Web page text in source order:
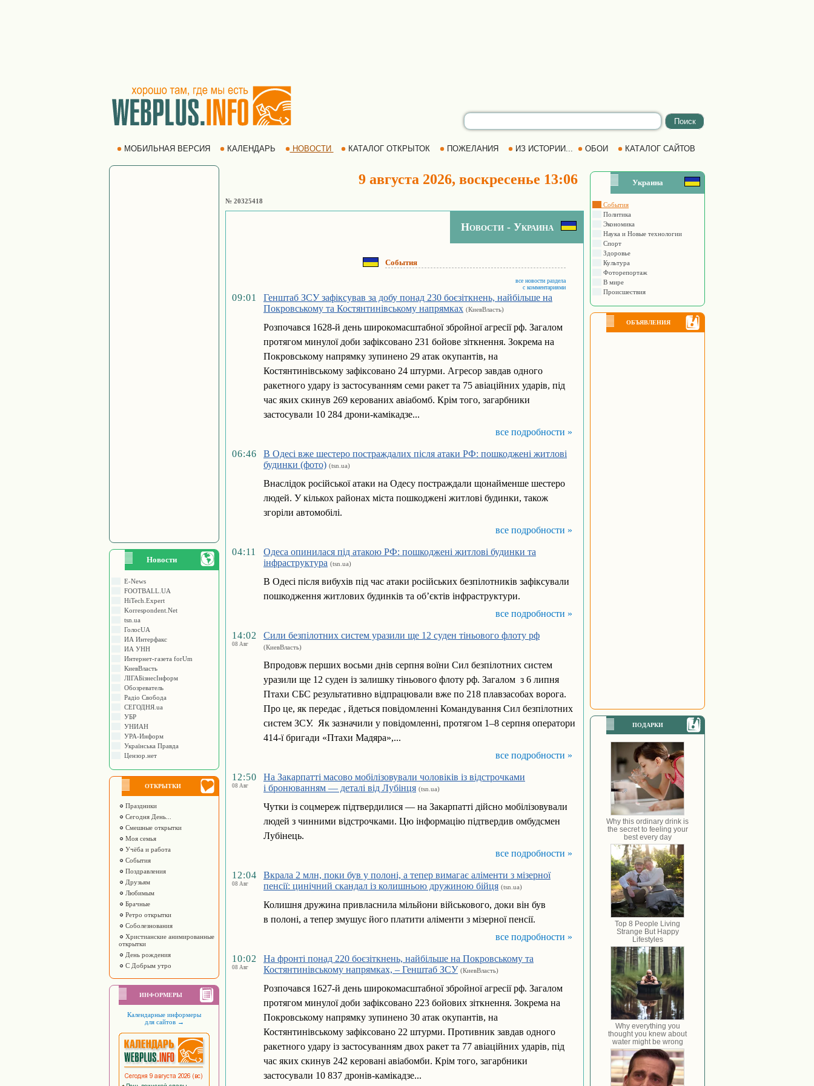
МОБИЛЬНАЯ ВЕРСИЯ КАЛЕНДАРЬ НОВОСТИ КАТАЛОГ ОТКРЫТОК ПОЖЕЛАНИЯ ИЗ ИСТОРИИ... ОБОИ КАТАЛОГ САЙТОВ
Новости
E-News
FOOTBALL.UA
HiTech.Expert
Korrespondent.Net
tsn.ua
ГолосUA
ИА Интерфакс
ИА УНН
Интернет-газета forUm
КиевВласть
ЛIГАБiзнесIнформ
Обозреватель
Радіо Свобода
СЕГОДНЯ.ua
УБР
УНИАН
УРА-Информ
Українська Правда
Цензор.нет
ОТКРЫТКИ
Праздники
Сегодня День...
Смешные открытки
Моя семья
Учёба и работа
События
Поздравления
Друзьям
Любимым
Брачные
Ретро открытки
Соболезнования
Христианские анимированные
открытки
День рождения
С Добрым утро
ИНФОРМЕРЫ
Календарные информеры
для сайтов →
9 августа 2026, воскресенье 13:06
№ 20325418
Новости - Украина
События
все новости раздела
с комментариями
09:01
Генштаб ЗСУ зафіксував за добу понад 230 боєзіткнень, найбільше на
Покровському та Костянтинівському напрямках (КиевВласть)
Розпочався 1628-й день широкомасштабної збройної агресії рф. Загалом
протягом минулої доби зафіксовано 231 бойове зіткнення. Зокрема на
Покровському напрямку зупинено 29 атак окупантів, на
Костянтинівському зафіксовано 24 штурми. Агресор завдав одного
ракетного удару із застосуванням семи ракет та 75 авіаційних ударів, під
час яких скинув 269 керованих авіабомб. Крім того, загарбники
застосували 10 284 дрони-камікадзе...
все подробности »
06:46
В Одесі вже шестеро постраждалих після атаки РФ: пошкоджені житлові
будинки (фото) (tsn.ua)
Внаслідок російської атаки на Одесу постраждали щонайменше шестеро
людей. У кількох районах міста пошкоджені житлові будинки, також
згоріли автомобілі.
все подробности »
04:11
Одеса опинилася під атакою РФ: пошкоджені житлові будинки та
інфраструктура (tsn.ua)
В Одесі після вибухів під час атаки російських безпілотників зафіксували
пошкодження житлових будинків та об’єктів інфраструктури.
все подробности »
14:02
08 Авг
Сили безпілотних систем уразили ще 12 суден тіньового флоту рф
(КиевВласть)
Впродовж перших восьми днів серпня воїни Сил безпілотних систем
уразили ще 12 суден із залишку тіньового флоту рф. Загалом з 6 липня
Птахи СБС результативно відпрацювали вже по 218 плавзасобах ворога.
Про це, як передає , йдеться повідомленні Командування Сил безпілотних
систем ЗСУ. Як зазначили у повідомленні, протягом 1–8 серпня оператори
414-ї бригади «Птахи Мадяра»,...
все подробности »
12:50
08 Авг
На Закарпатті масово мобілізовували чоловіків із відстрочками
і бронюванням — деталі від Лубінця (tsn.ua)
Чутки із соцмереж підтвердилися — на Закарпатті дійсно мобілізовували
людей з чинними відстрочками. Цю інформацію підтвердив омбудсмен
Лубінець.
все подробности »
12:04
08 Авг
Вкрала 2 млн, поки був у полоні, а тепер вимагає аліменти з мізерної
пенсії: цинічний скандал із колишньою дружиною бійця (tsn.ua)
Колишня дружина привласнила мільйони військового, доки він був
в полоні, а тепер змушує його платити аліменти з мізерної пенсії.
все подробности »
10:02
08 Авг
На фронті понад 220 боєзіткнень, найбільше на Покровському та
Костянтинівському напрямках, – Генштаб ЗСУ (КиевВласть)
Розпочався 1627-й день широкомасштабної збройної агресії рф. Загалом
протягом минулої доби зафіксовано 223 бойових зіткнення. Зокрема на
Покровському напрямку зупинено 30 атак окупантів, на
Костянтинівському зафіксовано 22 штурми. Противник завдав одного
ракетного удару із застосуванням двох ракет та 77 авіаційних ударів, під
час яких скинув 242 керовані авіабомби. Крім того, загарбники
застосували 10 837 дронів-камікадзе...
Украина
События
Политика
Экономика
Наука и Новые технологии
Спорт
Здоровье
Культура
Фоторепортаж
В мире
Происшествия
ОБЪЯВЛЕНИЯ
ПОДАРКИ